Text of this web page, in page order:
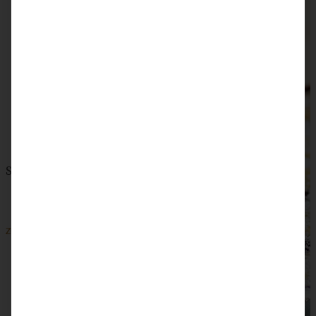
Schwedische Blaubeertarte zum Midsommar
ZUM BEITRAG